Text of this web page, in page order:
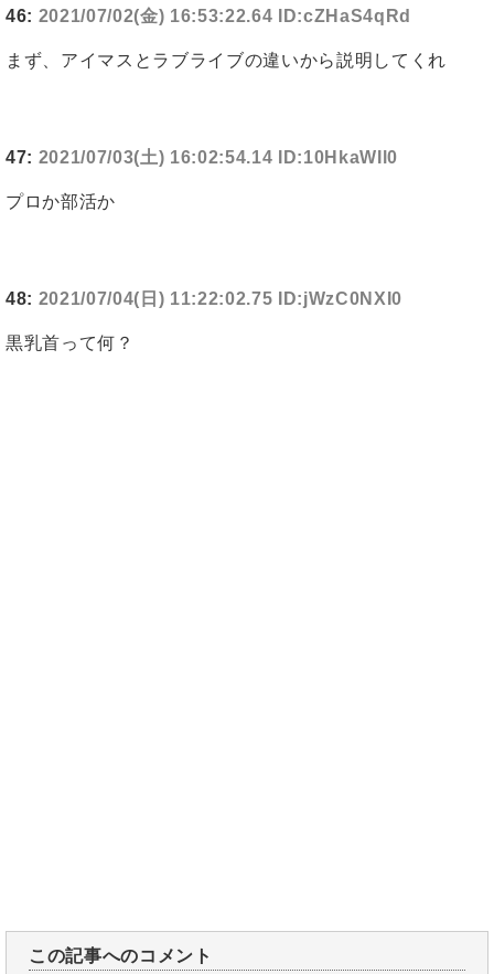
46: 2021/07/02(金) 16:53:22.64 ID:cZHaS4qRd
まず、アイマスとラブライブの違いから説明してくれ
47: 2021/07/03(土) 16:02:54.14 ID:10HkaWIl0
プロか部活か
48: 2021/07/04(日) 11:22:02.75 ID:jWzC0NXI0
黒乳首って何？
この記事へのコメント